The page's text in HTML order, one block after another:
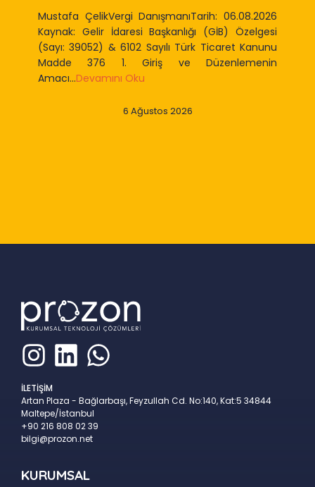
Mustafa ÇelikVergi DanışmanıTarih: 06.08.2026
Kaynak: Gelir İdaresi Başkanlığı (GİB) Özelgesi
(Sayı: 39052) & 6102 Sayılı Türk Ticaret Kanunu
Madde 376 1. Giriş ve Düzenlemenin
Amacı...Devamını Oku
6 Ağustos 2026
İLETİŞİM
Artan Plaza - Bağlarbaşı, Feyzullah Cd. No:140, Kat:5 34844
Maltepe/İstanbul
+90 216 808 02 39
bilgi@prozon.net
KURUMSAL